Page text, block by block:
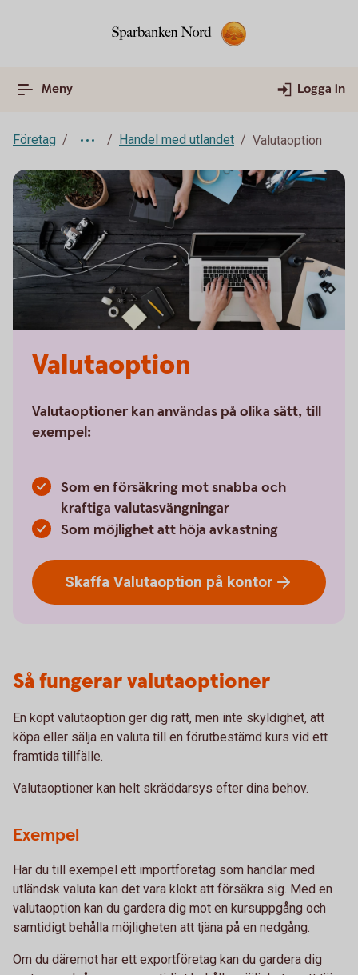
Meny Logga in
Företag Handel med utlandet Valutaoption
Valutaoption
Valutaoptioner kan användas på olika sätt, till
exempel:
Som en försäkring mot snabba och
kraftiga valutasvängningar
Som möjlighet att höja avkastning
Skaffa Valutaoption på kontor
Så fungerar valutaoptioner
En köpt valutaoption ger dig rätt, men inte skyldighet, att
köpa eller sälja en valuta till en förutbestämd kurs vid ett
framtida tillfälle.
Valutaoptioner kan helt skräddarsys efter dina behov.
Exempel
Har du till exempel ett importföretag som handlar med
utländsk valuta kan det vara klokt att försäkra sig. Med en
valutaoption kan du gardera dig mot en kursuppgång och
samtidigt behålla möjligheten att tjäna på en nedgång.
Om du däremot har ett exportföretag kan du gardera dig